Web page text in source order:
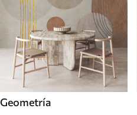
Geometría